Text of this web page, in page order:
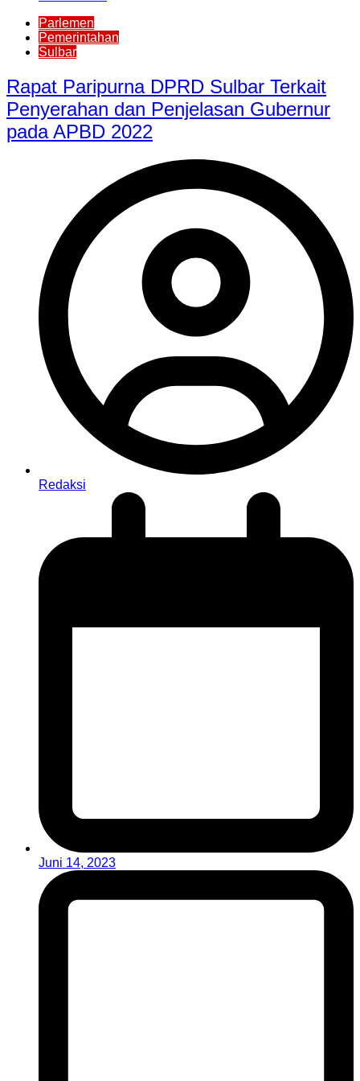
Parlemen
Pemerintahan
Sulbar
Rapat Paripurna DPRD Sulbar Terkait
Penyerahan dan Penjelasan Gubernur
pada APBD 2022
Redaksi
Juni 14, 2023